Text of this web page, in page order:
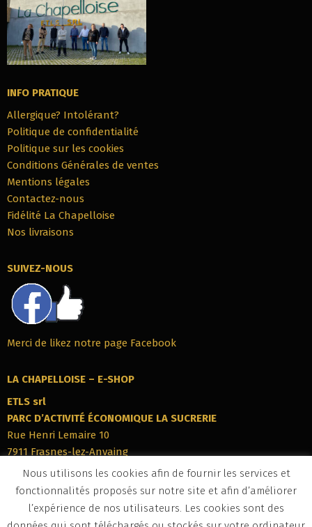
INFO PRATIQUE
Allergique? Intolérant?
Politique de confidentialité
Politique sur les cookies
Conditions Générales de ventes
Mentions légales
Contactez-nous
Fidélité La Chapelloise
Nos livraisons
SUIVEZ-NOUS
Merci de likez notre page Facebook
LA CHAPELLOISE – E-SHOP
ETLS srl
PARC‭ ‬D’ACTIVITÉ ÉCONOMIQUE LA SUCRERIE
Rue Henri Lemaire 10
7911‭ ‬Frasnes-lez-Anvaing
Belgique
Tél : +32 (0)69 76 69 22
info@eshop-lachapelloise.be
BCE : BE 0672 890 186
Nous utilisons les cookies afin de fournir les services et
fonctionnalités proposés sur notre site et afin d’améliorer
l’expérience de nos utilisateurs. Les cookies sont des